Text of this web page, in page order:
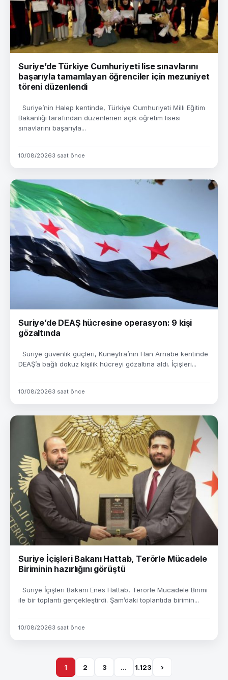
Suriye’de Türkiye Cumhuriyeti lise sınavlarını
başarıyla tamamlayan öğrenciler için mezuniyet
töreni düzenlendi
Suriye’nin Halep kentinde, Türkiye Cumhuriyeti Milli Eğitim
Bakanlığı tarafından düzenlenen açık öğretim lisesi
sınavlarını başarıyla...
10/08/20263 saat önce
Suriye’de DEAŞ hücresine operasyon: 9 kişi
gözaltında
Suriye güvenlik güçleri, Kuneytra’nın Han Arnabe kentinde
DEAŞ’a bağlı dokuz kişilik hücreyi gözaltına aldı. İçişleri...
10/08/20263 saat önce
Suriye İçişleri Bakanı Hattab, Terörle Mücadele
Biriminin hazırlığını görüştü
Suriye İçişleri Bakanı Enes Hattab, Terörle Mücadele Birimi
ile bir toplantı gerçekleştirdi. Şam’daki toplantıda birimin...
10/08/20263 saat önce
1 2 3 … 1.123 ›